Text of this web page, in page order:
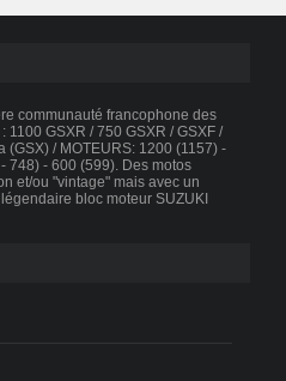
communauté francophone des
1100 GSXR / 750 GSXR / GSXF /
(GSX) / MOTEURS: 1200 (1157) -
748) - 600 (599). Des motos
et/ou "vintage" mais avec un
bloc moteur SUZUKI